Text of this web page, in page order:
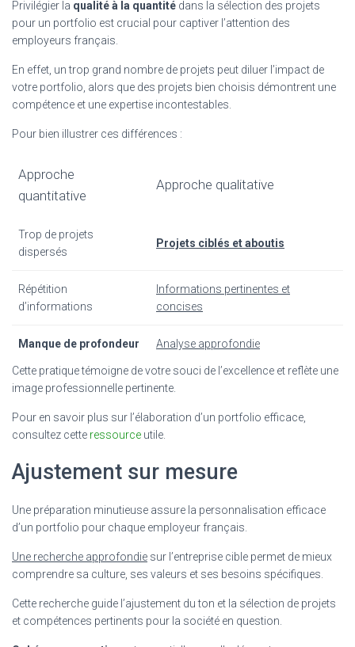
Privilégier la qualité à la quantité dans la sélection des projets
pour un portfolio est crucial pour captiver l’attention des
employeurs français.
En effet, un trop grand nombre de projets peut diluer l’impact de
votre portfolio, alors que des projets bien choisis démontrent une
compétence et une expertise incontestables.
Pour bien illustrer ces différences :
Approche
quantitative
Approche qualitative
Trop de projets
dispersés
Projets ciblés et aboutis
Répétition
d’informations
Informations pertinentes et
concises
Manque de profondeur Analyse approfondie
Cette pratique témoigne de votre souci de l’excellence et reflète une
image professionnelle pertinente.
Pour en savoir plus sur l’élaboration d’un portfolio efficace,
consultez cette ressource utile.
Ajustement sur mesure
Une préparation minutieuse assure la personnalisation efficace
d’un portfolio pour chaque employeur français.
Une recherche approfondie sur l’entreprise cible permet de mieux
comprendre sa culture, ses valeurs et ses besoins spécifiques.
Cette recherche guide l’ajustement du ton et la sélection de projets
et compétences pertinents pour la société en question.